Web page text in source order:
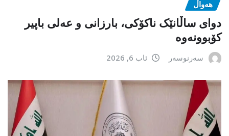
هەواڵ
دوای ساڵانێک ناکۆکی، بارزانی و عەلی باپیر
کۆبوونەوە
سەرنوسەر ئاب 6, 2026